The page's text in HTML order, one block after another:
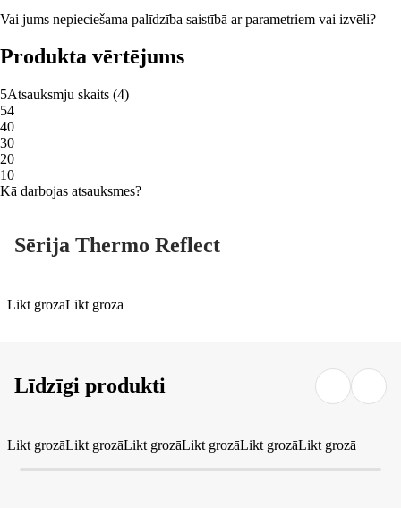
Vai jums nepieciešama palīdzība saistībā ar parametriem vai izvēli?
Produkta vērtējums
5Atsauksmju skaits (4)
54
40
30
20
10
Kā darbojas atsauksmes?
Sērija Thermo Reflect
Likt grozāLikt grozā
Līdzīgi produkti
Likt grozāLikt grozāLikt grozāLikt grozāLikt grozāLikt grozā